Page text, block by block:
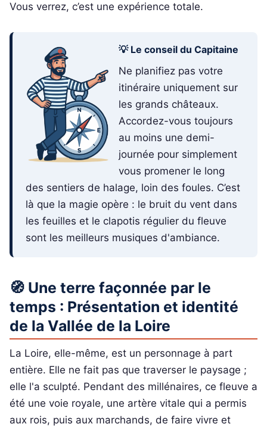
Vous verrez, c’est une expérience totale.
💡 Le conseil du Capitaine
Ne planifiez pas votre
itinéraire uniquement sur
les grands châteaux.
Accordez-vous toujours
au moins une demi-
journée pour simplement
vous promener le long
des sentiers de halage, loin des foules. C’est
là que la magie opère : le bruit du vent dans
les feuilles et le clapotis régulier du fleuve
sont les meilleurs musiques d'ambiance.
🧭 Une terre façonnée par le
temps : Présentation et identité
de la Vallée de la Loire
La Loire, elle-même, est un personnage à part
entière. Elle ne fait pas que traverser le paysage ;
elle l'a sculpté. Pendant des millénaires, ce fleuve a
été une voie royale, une artère vitale qui a permis
aux rois, puis aux marchands, de faire vivre et